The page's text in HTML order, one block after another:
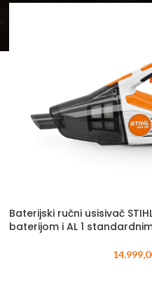
AKUMULATORSKE
PROZRAČIVAČI –
AKUMULATORSKI
ROBOTSKE KOSAČICE
TESTERE – AKUMULATORSKE
Baterijski ručni usisivač
baterijom i AL 1